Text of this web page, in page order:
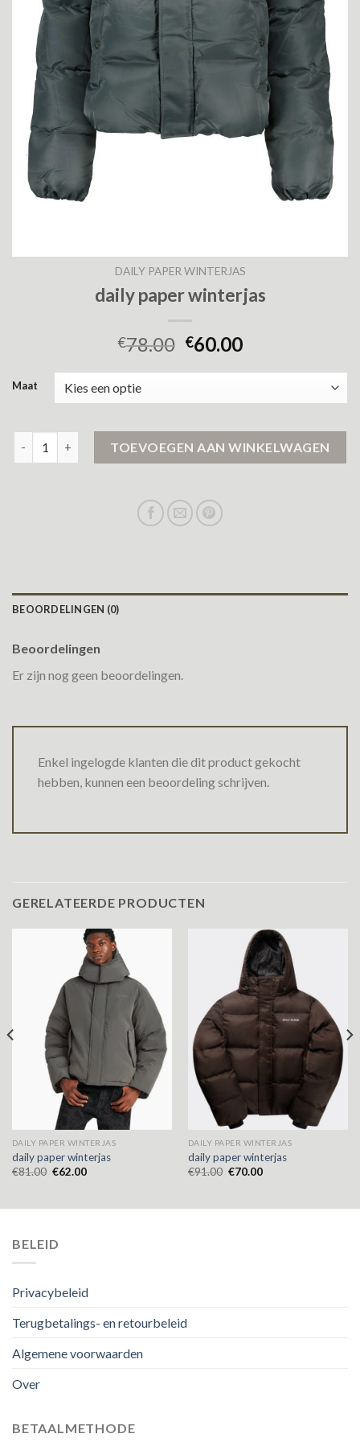
DAILY PAPER WINTERJAS
daily paper winterjas
€78.00 €60.00
Maat
TOEVOEGEN AAN WINKELWAGEN
BEOORDELINGEN (0)
Beoordelingen
Er zijn nog geen beoordelingen.
Enkel ingelogde klanten die dit product gekocht
hebben, kunnen een beoordeling schrijven.
GERELATEERDE PRODUCTEN
DAILY PAPER WINTERJAS
daily paper winterjas
€81.00 €62.00
DAILY PAPER WINTERJAS
daily paper winterjas
€91.00 €70.00
BELEID
Privacybeleid
Terugbetalings- en retourbeleid
Algemene voorwaarden
Over
BETAALMETHODE